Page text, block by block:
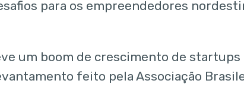
para os empreendedores
um boom de crescimento de startups
feito pela Associação